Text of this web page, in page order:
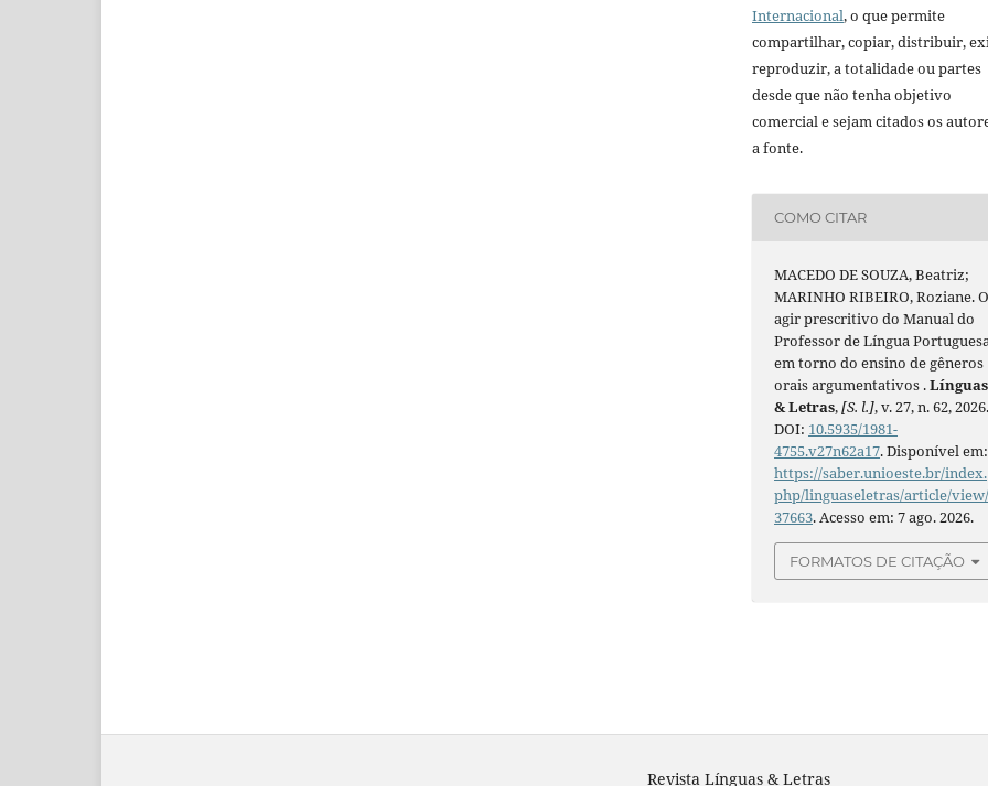
Internacional, o que permite
compartilhar, copiar, distribuir,
reproduzir, a totalidade ou partes
desde que não tenha objetivo
comercial e sejam citados os
a fonte.
COMO CITAR
MACEDO DE SOUZA, Beatriz;
MARINHO RIBEIRO, Roziane. O
agir prescritivo do Manual do
Professor de Língua
em torno do ensino de gêneros
orais argumentativos .Línguas
& Letras,[S. l.], v. 27, n. 62, 2026.
DOI: 10.5935/1981-
4755.v27n62a17. Disponível em:
https://saber.unioeste.br/index.
php/linguaseletras/article/view/
37663. Acesso em: 7 ago. 2026.
FORMATOS DE CITAÇÃO
Revista Línguas & Letras